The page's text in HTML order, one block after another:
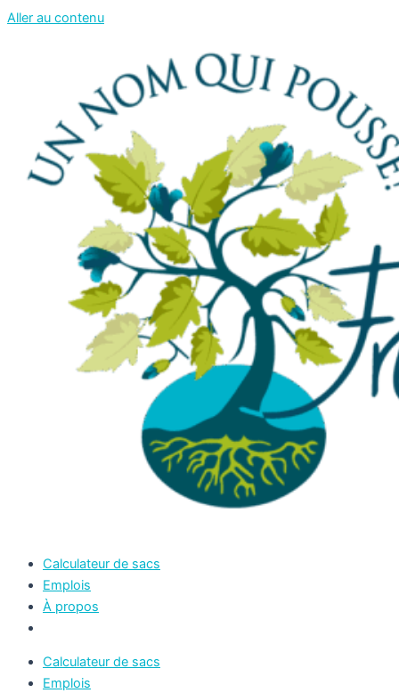
Aller au contenu
Calculateur de sacs
Emplois
À propos
Calculateur de sacs
Emplois